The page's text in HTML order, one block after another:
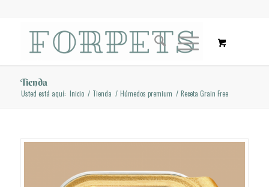
Tienda
Usted está aquí: Inicio / Tienda / Húmedos premium / Receta Grain Free